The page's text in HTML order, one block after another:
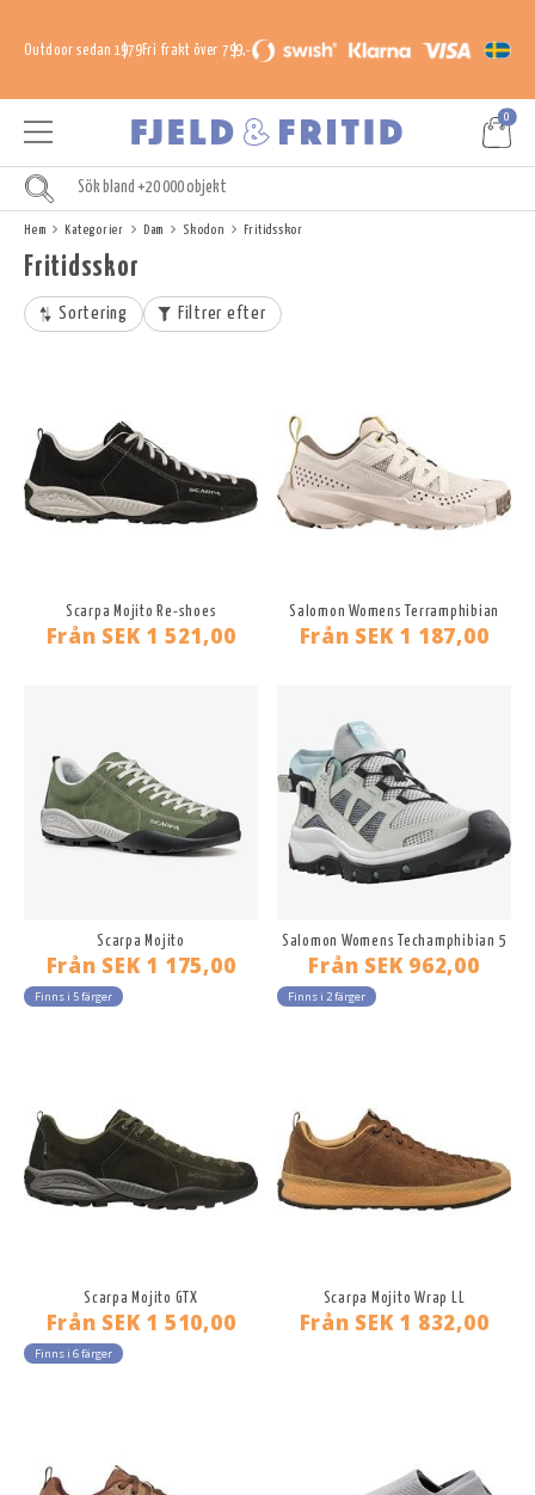
Outdoor sedan 1979Fri frakt över 799,-
0
Hem Kategorier Dam Skodon Fritidsskor
Fritidsskor
Sortering Filtrer efter
Scarpa Mojito Re-shoes
Från SEK 1 521,00
Salomon Womens Terramphibian
Från SEK 1 187,00
Scarpa Mojito
Från SEK 1 175,00
Finns i 5 färger
Salomon Womens Techamphibian 5
Från SEK 962,00
Finns i 2 färger
Scarpa Mojito GTX
Från SEK 1 510,00
Finns i 6 färger
Scarpa Mojito Wrap LL
Från SEK 1 832,00